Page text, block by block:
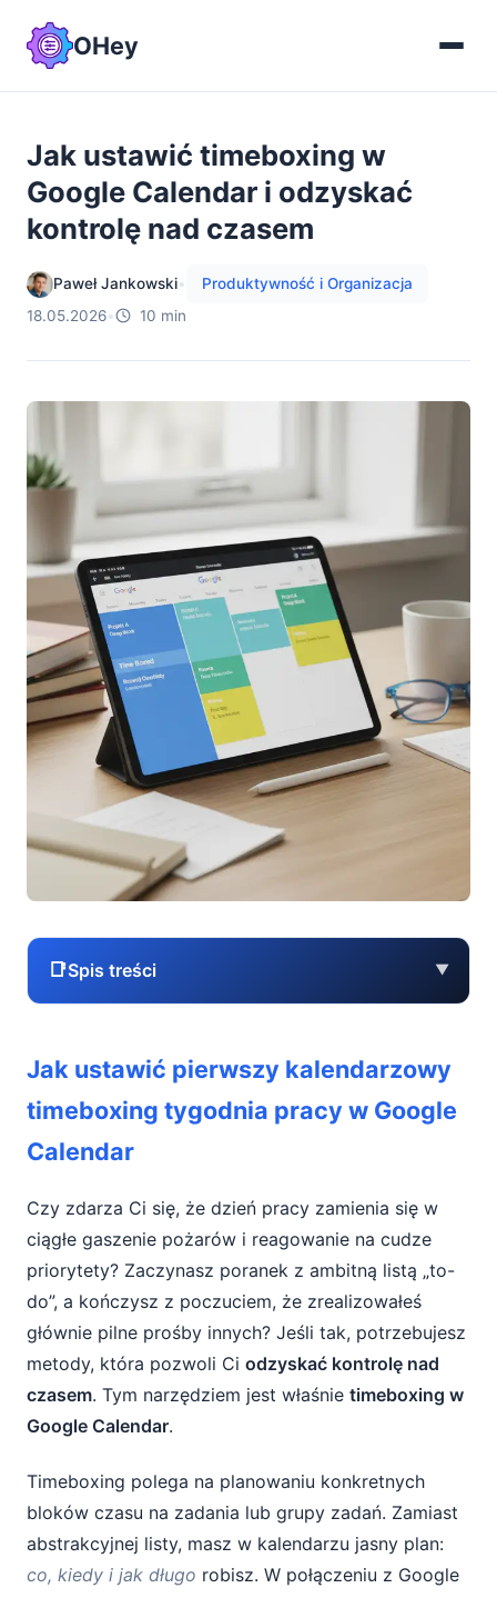
OHey
Jak ustawić timeboxing w
Google Calendar i odzyskać
kontrolę nad czasem
Paweł Jankowski•
Produktywność i Organizacja
18.05.2026• 10 min
📑Spis treści ▼
timeboxing tygodnia pracy w Google
Calendar
Czym jest timeboxing i dlaczego działa
Przygotowanie do timeboxingu – zanim
otworzysz Google Calendar
Konfiguracja kalendarza – baza pod
timeboxing
Krok po kroku: Twój pierwszy tydzień w
Google Calendar
Krok 1: Zablokuj stałe elementy tygodnia
Krok 2: Zaplanuj bloki Deep Work na
najważniejsze zadania
Przerwy, regeneracja i zadania lekkie
Jak ustawić pierwszy kalendarzowy
timeboxing tygodnia pracy w Google
Calendar
Czy zdarza Ci się, że dzień pracy zamienia się w
ciągłe gaszenie pożarów i reagowanie na cudze
priorytety? Zaczynasz poranek z ambitną listą „to-
do”, a kończysz z poczuciem, że zrealizowałeś
głównie pilne prośby innych? Jeśli tak, potrzebujesz
metody, która pozwoli Ci odzyskać kontrolę nad
czasem. Tym narzędziem jest właśnie timeboxing w
Google Calendar.
Timeboxing polega na planowaniu konkretnych
bloków czasu na zadania lub grupy zadań. Zamiast
abstrakcyjnej listy, masz w kalendarzu jasny plan:
co, kiedy i jak długo robisz. W połączeniu z Google